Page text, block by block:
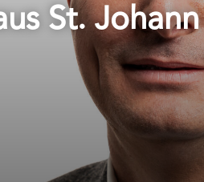
St. Johann